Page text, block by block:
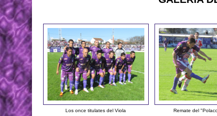
Los once titulates del Viola Remate del